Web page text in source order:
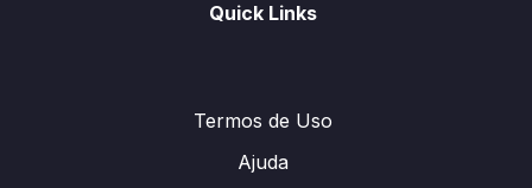
Quick Links
Termos de Uso
Ajuda